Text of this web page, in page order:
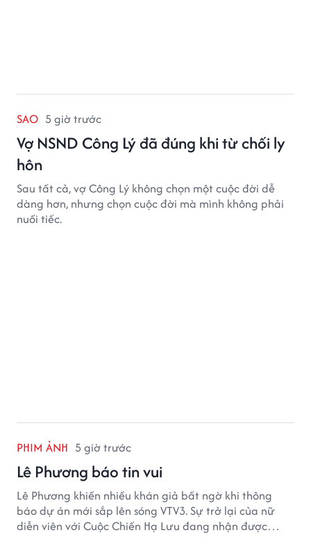
SAO 5 giờ trước
Vợ NSND Công Lý đã đúng khi từ chối ly
hôn
Sau tất cả, vợ Công Lý không chọn một cuộc đời dễ
dàng hơn, nhưng chọn cuộc đời mà mình không phải
nuối tiếc.
PHIM ẢNH 5 giờ trước
Lê Phương báo tin vui
Lê Phương khiến nhiều khán giả bất ngờ khi thông
báo dự án mới sắp lên sóng VTV3. Sự trở lại của nữ
diễn viên với Cuộc Chiến Hạ Lưu đang nhận được